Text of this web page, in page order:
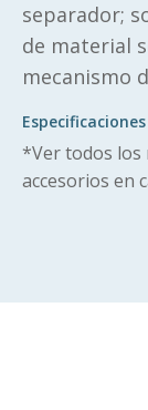
separador;
de material
mecanismo
Especificaciones
*Ver todos los
accesorios en